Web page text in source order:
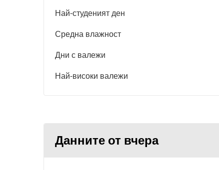
Най-студеният ден
Средна влажност
Дни с валежи
Най-високи валежи
Данните от вчера